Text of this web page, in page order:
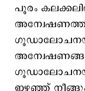
പൂരം
ഇഴഞ്ഞ്